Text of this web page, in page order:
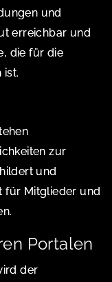
und
erreichbar und
die für die
ist.
zur
und
für Mitglieder und
Portalen
der